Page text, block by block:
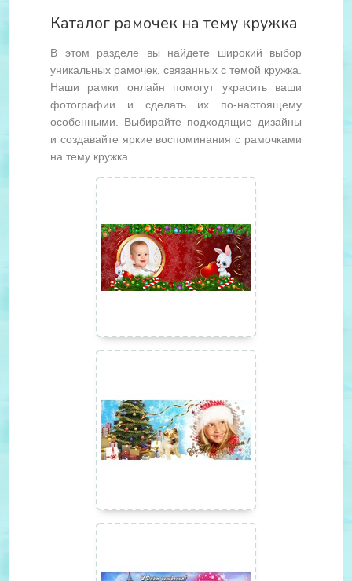
Каталог рамочек на тему кружка
В этом разделе вы найдете широкий выбор
уникальных рамочек, связанных с темой кружка.
Наши рамки онлайн помогут украсить ваши
фотографии и сделать их по-настоящему
особенными. Выбирайте подходящие дизайны
и создавайте яркие воспоминания с рамочками
на тему кружка.